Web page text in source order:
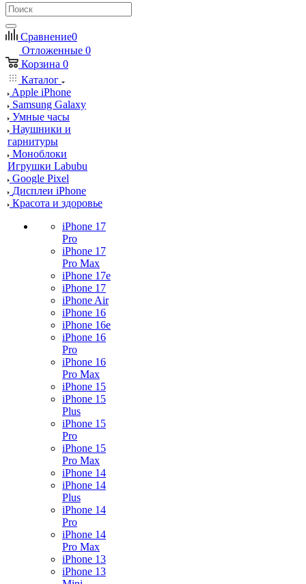
Сравнение0
Отложенные 0
Корзина 0
Каталог
Apple iPhone
Samsung Galaxy
Умные часы
Наушники и
гарнитуры
Моноблоки
Игрушки Labubu
Google Pixel
Дисплеи iPhone
Красота и здоровье
iPhone 17
Pro
iPhone 17
Pro Max
iPhone 17e
iPhone 17
iPhone Air
iPhone 16
iPhone 16e
iPhone 16
Pro
iPhone 16
Pro Max
iPhone 15
iPhone 15
Plus
iPhone 15
Pro
iPhone 15
Pro Max
iPhone 14
iPhone 14
Plus
iPhone 14
Pro
iPhone 14
Pro Max
iPhone 13
iPhone 13